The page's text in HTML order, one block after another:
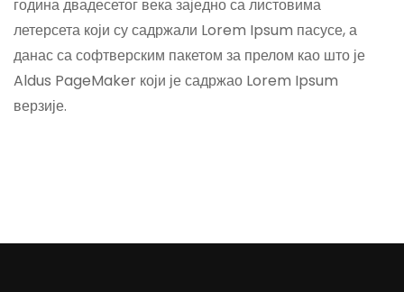
година двадесетог века заједно са листовима
летерсета који су садржали Lorem Ipsum пасусе, а
данас са софтверским пакетом за прелом као што је
Aldus PageMaker који је садржао Lorem Ipsum
верзије.